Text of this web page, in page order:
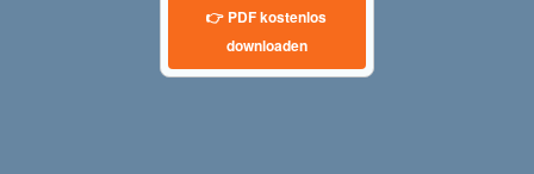
👉 PDF kostenlos
downloaden